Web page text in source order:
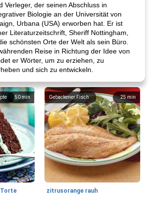
Verleger, der seinen Abschluss in
Biologie an der Universität von
Urbana (USA) erworben hat. Er ist
Literaturzeitschrift, Sheriff Nottingham,
schönsten Orte der Welt als sein Büro.
Reise in Richtung der Idee von
er Wörter, um zu erziehen, zu
und sich zu entwickeln.
50 min
Torte
25 min
Gebackener Fisch
zitrusorange rauh